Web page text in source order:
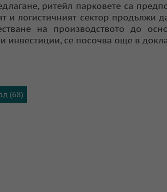
ритейл парковете са
и логистичният сектор продължи
на производството до
инвестиции, се посочва още в
(68)